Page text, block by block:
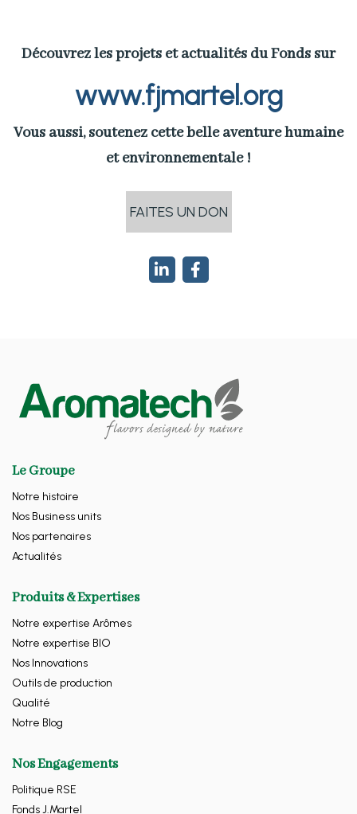
Découvrez les projets et actualités du Fonds sur
www.fjmartel.org
Vous aussi, soutenez cette belle aventure humaine
et environnementale !
FAITES UN DON
Le Groupe
Notre histoire
Nos Business units
Nos partenaires
Actualités
Produits & Expertises
Notre expertise Arômes
Notre expertise BIO
Nos Innovations
Outils de production
Qualité
Notre Blog
Nos Engagements
Politique RSE
Fonds J.Martel